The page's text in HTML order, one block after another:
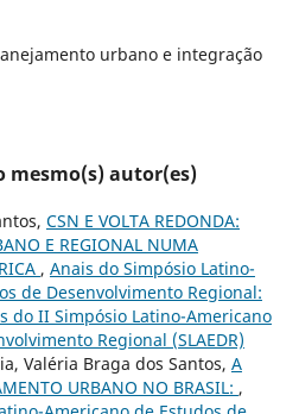
urbano e integração
mesmo(s) autor(es)
CSN E VOLTA REDONDA:
E REGIONAL NUMA
, Anais do Simpósio Latino-
de Desenvolvimento Regional:
do II Simpósio Latino-Americano
Regional (SLAEDR)
Valéria Braga dos Santos, A
URBANO NO BRASIL: ,